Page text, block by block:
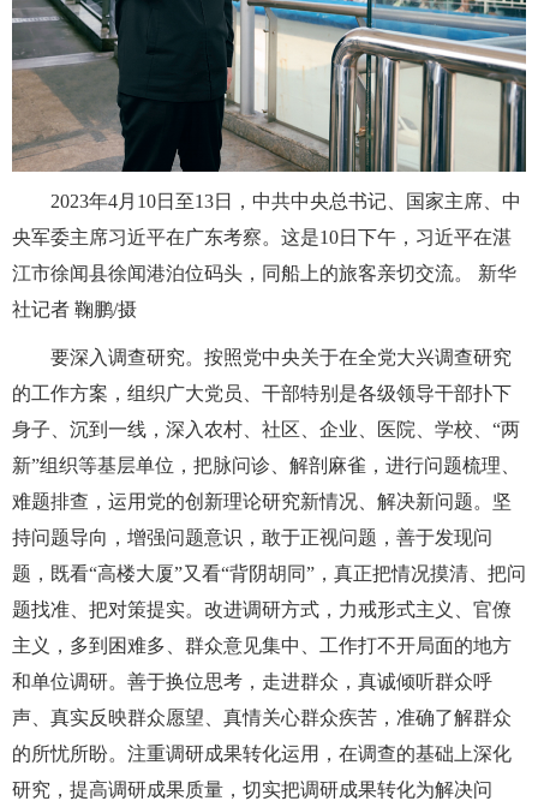
2023年4月10日至13日，中共中央总书记、国家主席、中
央军委主席习近平在广东考察。这是10日下午，习近平在湛
江市徐闻县徐闻港泊位码头，同船上的旅客亲切交流。 新华
社记者 鞠鹏/摄
要深入调查研究。按照党中央关于在全党大兴调查研究
的工作方案，组织广大党员、干部特别是各级领导干部扑下
身子、沉到一线，深入农村、社区、企业、医院、学校、“两
新”组织等基层单位，把脉问诊、解剖麻雀，进行问题梳理、
难题排查，运用党的创新理论研究新情况、解决新问题。坚
持问题导向，增强问题意识，敢于正视问题，善于发现问
题，既看“高楼大厦”又看“背阴胡同”，真正把情况摸清、把问
题找准、把对策提实。改进调研方式，力戒形式主义、官僚
主义，多到困难多、群众意见集中、工作打不开局面的地方
和单位调研。善于换位思考，走进群众，真诚倾听群众呼
声、真实反映群众愿望、真情关心群众疾苦，准确了解群众
的所忧所盼。注重调研成果转化运用，在调查的基础上深化
研究，提高调研成果质量，切实把调研成果转化为解决问